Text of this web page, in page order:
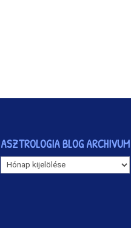
ASZTROLOGIA BLOG ARCHIVUM
ASZTROLOGIA
BLOG